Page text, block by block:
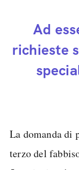
Ad
richieste
La domanda
terzo del